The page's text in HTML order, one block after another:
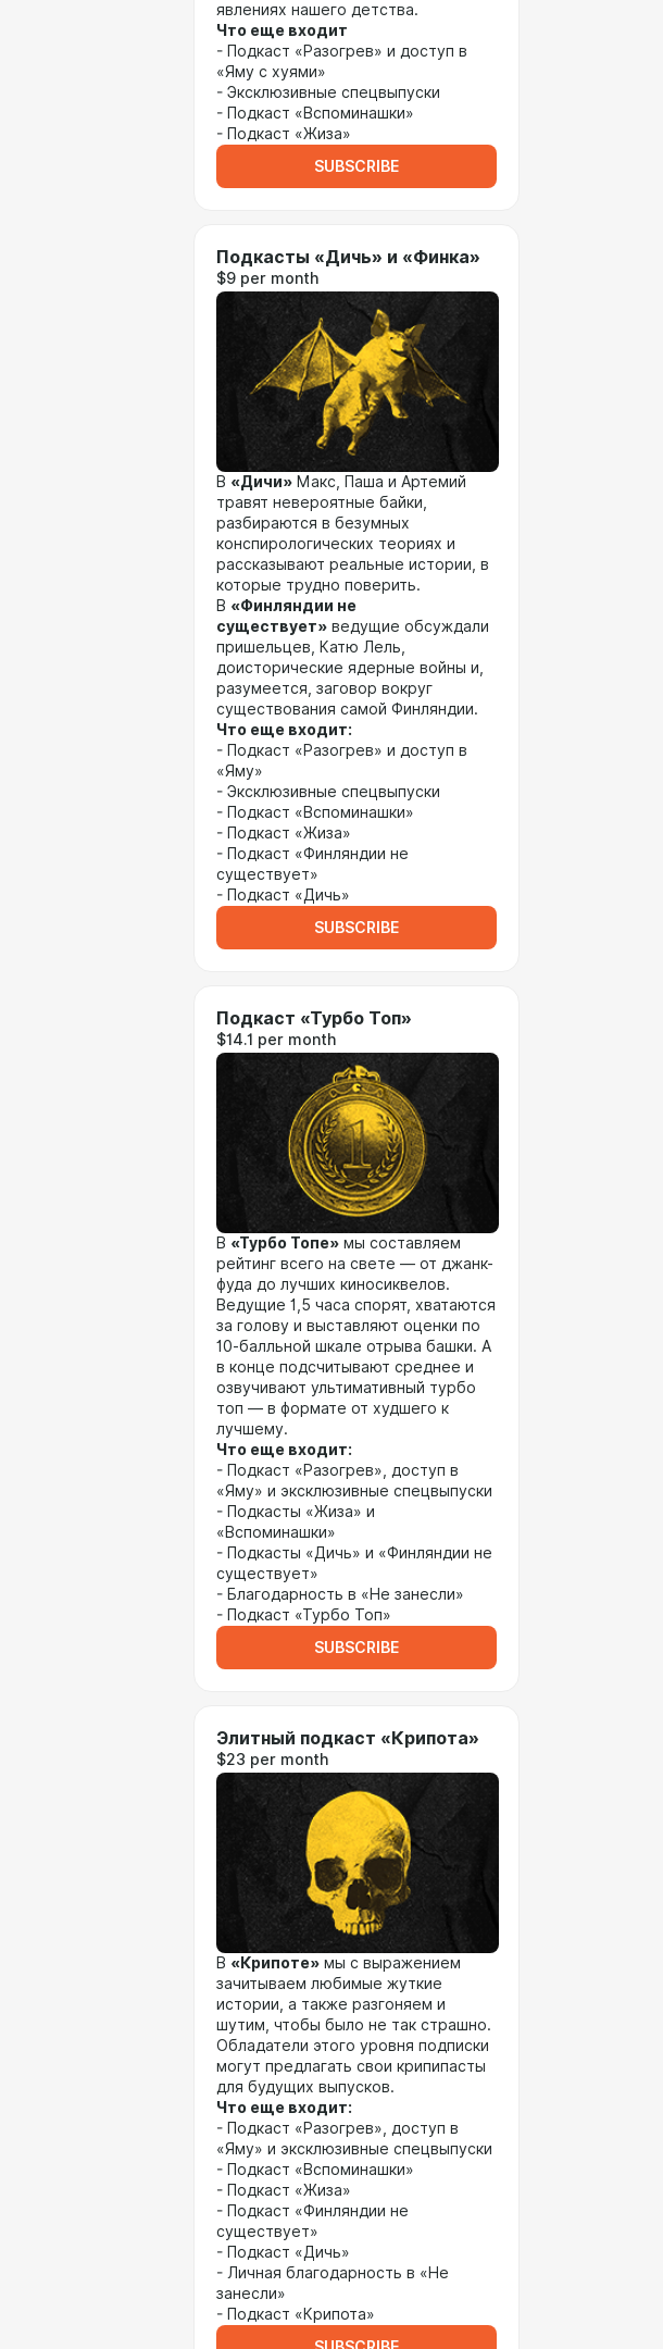
явлениях нашего детства.
Что еще входит
- Подкаст «Разогрев» и доступ в
«Яму с хуями»
- Эксклюзивные спецвыпуски
- Подкаст «Вспоминашки»
- Подкаст «Жиза»
SUBSCRIBE
Подкасты «Дичь» и «Финка»
$9 per month
В «Дичи» Макс, Паша и Артемий
травят невероятные байки,
разбираются в безумных
конспирологических теориях и
рассказывают реальные истории, в
которые трудно поверить.
В «Финляндии не
существует» ведущие обсуждали
пришельцев, Катю Лель,
доисторические ядерные войны и,
разумеется, заговор вокруг
существования самой Финляндии.
Что еще входит:
- Подкаст «Разогрев» и доступ в
«Яму»
- Эксклюзивные спецвыпуски
- Подкаст «Вспоминашки»
- Подкаст «Жиза»
- Подкаст «Финляндии не
существует»
- Подкаст «Дичь»
SUBSCRIBE
Подкаст «Турбо Топ»
$14.1 per month
В «Турбо Топе» мы составляем
рейтинг всего на свете — от джанк-
фуда до лучших киносиквелов.
Ведущие 1,5 часа спорят, хватаются
за голову и выставляют оценки по
10-балльной шкале отрыва башки. А
в конце подсчитывают среднее и
озвучивают ультимативный турбо
топ — в формате от худшего к
лучшему.
Что еще входит:
- Подкаст «Разогрев», доступ в
«Яму» и эксклюзивные спецвыпуски
- Подкасты «Жиза» и
«Вспоминашки»
- Подкасты «Дичь» и «Финляндии не
существует»
- Благодарность в «Не занесли»
- Подкаст «Турбо Топ»
SUBSCRIBE
Элитный подкаст «Крипота»
$23 per month
В «Крипоте» мы с выражением
зачитываем любимые жуткие
истории, а также разгоняем и
шутим, чтобы было не так страшно.
Обладатели этого уровня подписки
могут предлагать свои крипипасты
для будущих выпусков.
Что еще входит:
- Подкаст «Разогрев», доступ в
«Яму» и эксклюзивные спецвыпуски
- Подкаст «Вспоминашки»
- Подкаст «Жиза»
- Подкаст «Финляндии не
существует»
- Подкаст «Дичь»
- Личная благодарность в «Не
занесли»
- Подкаст «Крипота»